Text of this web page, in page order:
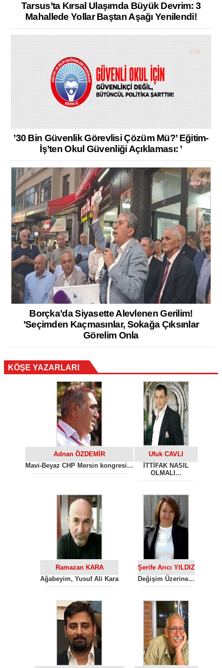
Tarsus’ta Kırsal Ulaşımda Büyük Devrim: 3
Mahallede Yollar Baştan Aşağı Yenilendi!
’30 Bin Güvenlik Görevlisi Çözüm Mü?’ Eğitim-
İş’ten Okul Güvenliği Açıklaması: ’
Borçka’da Siyasette Alevlenen Gerilim!
’Seçimden Kaçmasınlar, Sokağa Çıksınlar
Görelim Onla
KÖŞE YAZARLARI
Adnan ÖZDEMİR
Mavi-Beyaz CHP Mersin kongresi…
Ufuk CAVLI
İTTİFAK NASIL
OLMALI...
Ramazan KARA
Ağabeyim, Yusuf Ali Kara
Şerife Arıcı YILDIZ
Değişim Üzerine...